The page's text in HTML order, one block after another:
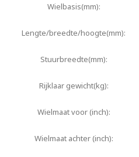
Wielbasis(mm):
Lengte/breedte/hoogte(mm):
Stuurbreedte(mm):
Rijklaar gewicht(kg):
Wielmaat voor (inch):
Wielmaat achter (inch):